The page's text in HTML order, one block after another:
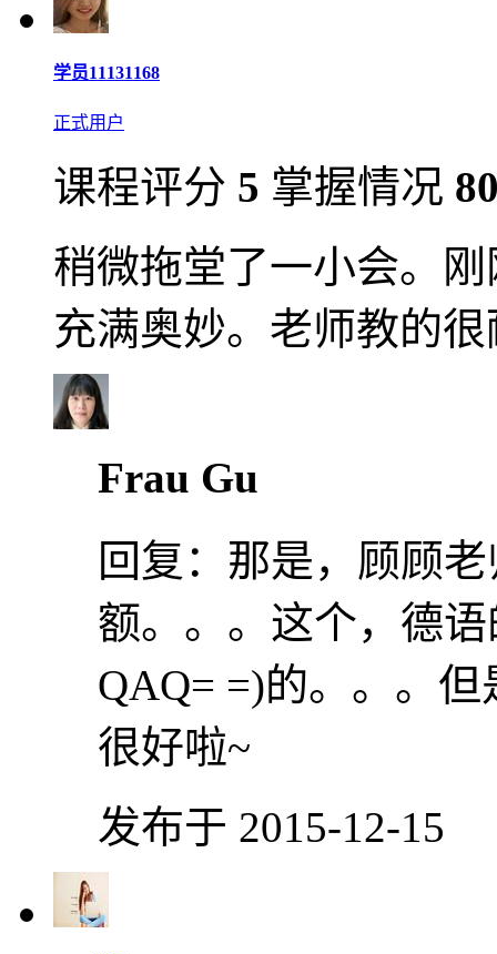
学员11131168
正式用户
课程评分 5 掌握情况
稍微拖堂了一小会。
充满奥妙。老师教的
Frau Gu
回复： 那是，顾顾
额。。。这个，德
QAQ= =)的。。。
很好啦~
发布于 2015-12-15